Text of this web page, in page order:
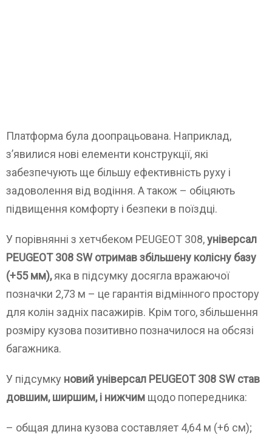
Платформа була доопрацьована. Наприклад,
з’явилися нові елементи конструкції, які
забезпечують ще більшу ефективність руху і
задоволення від водіння. А також – обіцяють
підвищення комфорту і безпеки в поїздці.
У порівнянні з хетчбеком PEUGEOT 308,універсал
PEUGEOT 308 SW отримав збільшену колісну базу
(+55 мм),яка в підсумку досягла вражаючої
позначки 2,73 м – це гарантія відмінного простору
для колін задніх пасажирів. Крім того, збільшення
розміру кузова позитивно позначилося на обсязі
багажника.
У підсумку новий універсал PEUGEOT 308 SW став
довшим, ширшим, і нижчим щодо попередника:
– общая длина кузова составляет 4,64 м (+6 см);